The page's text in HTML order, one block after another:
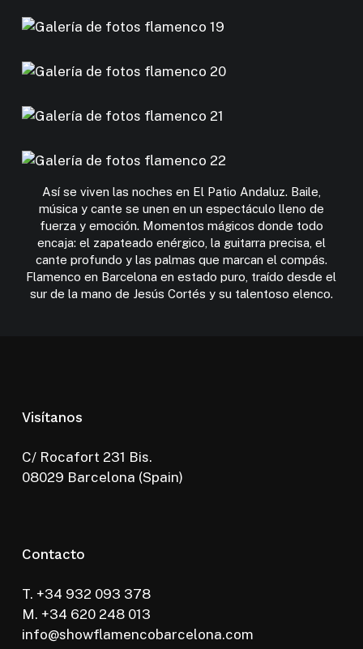
Así se viven las noches en El Patio Andaluz. Baile,
música y cante se unen en un espectáculo lleno de
fuerza y emoción. Momentos mágicos donde todo
encaja: el zapateado enérgico, la guitarra precisa, el
cante profundo y las palmas que marcan el compás.
Flamenco en Barcelona en estado puro, traído desde el
sur de la mano de Jesús Cortés y su talentoso elenco.
Visítanos
C/ Rocafort 231 Bis.
08029 Barcelona (Spain)
Contacto
T. +34 932 093 378
M. +34 620 248 013
info@showflamencobarcelona.com